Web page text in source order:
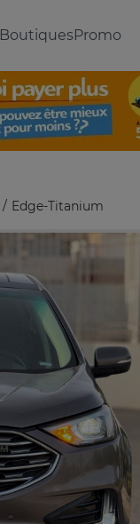
BoutiquesPromo
Edge-Titanium